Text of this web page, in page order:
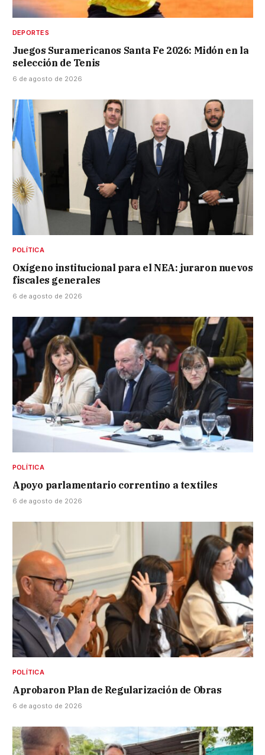
DEPORTES
Juegos Suramericanos Santa Fe 2026: Midón en la
selección de Tenis
6 de agosto de 2026
POLÍTICA
Oxígeno institucional para el NEA: juraron nuevos
fiscales generales
6 de agosto de 2026
POLÍTICA
Apoyo parlamentario correntino a textiles
6 de agosto de 2026
POLÍTICA
Aprobaron Plan de Regularización de Obras
6 de agosto de 2026